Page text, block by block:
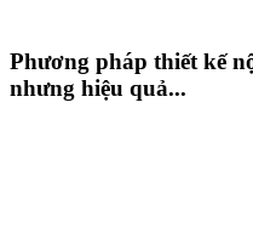
Phương pháp thiết kế
nhưng hiệu quả...